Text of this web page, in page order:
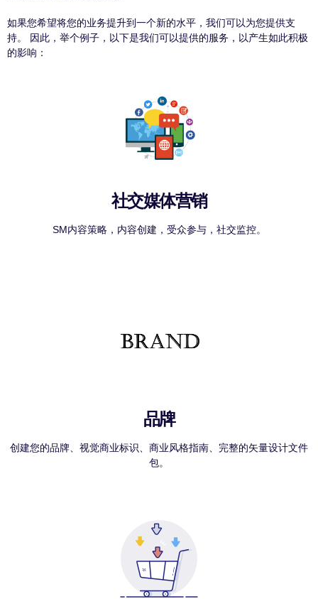
如果您希望将您的业务提升到一个新的水平，我们可以为您提供支
持。 因此，举个例子，以下是我们可以提供的服务，以产生如此积极
的影响：
社交媒体营销
SM内容策略，内容创建，受众参与，社交监控。
品牌
创建您的品牌、视觉商业标识、商业风格指南、完整的矢量设计文件
包。